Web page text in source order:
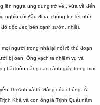
lên ngựa ung dung trở về , vừa về đến
nghỉu cúi đầu đi ra, chúng len lét nhìn
đô dốc đeo bên cạnh sườn, nhiều
người trong nhà lại nói rõ thủ đoạn
bị oan. Ông vạch ra nhiệm vụ và
luôn nâng cao cảnh giác trong mọi
Thị Anh và bè đảng của chúng. Á
Khả và con ông là Trịnh Quát năm